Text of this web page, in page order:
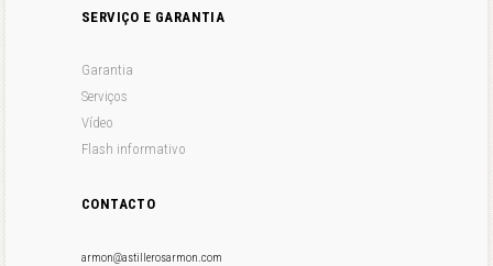
SERVIÇO E GARANTIA
Garantia
Serviços
Vídeo
Flash informativo
CONTACTO
armon@astillerosarmon.com